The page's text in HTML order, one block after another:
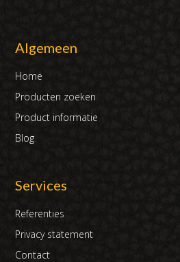
Algemeen
Home
Producten zoeken
Product informatie
Blog
Services
Referenties
Privacy statement
Contact